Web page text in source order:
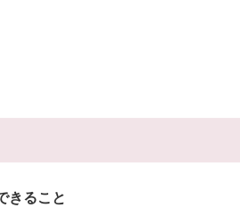
きること